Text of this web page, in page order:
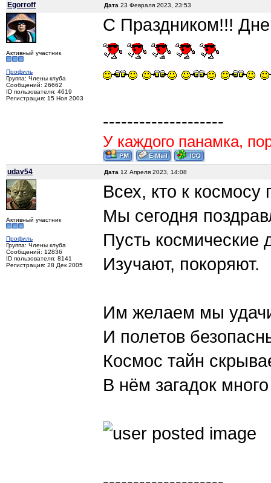
Egorroff Дата 23 Февраля 2023, 23:53
Активный участник
Профиль
Группа: Члены клуба
Сообщений: 26662
ID пользователя: 4619
Регистрация: 15 Ноя 2003
С Праздником!!!
--------------------
У каждого панамка,
udav54 Дата 12 Апреля 2023, 14:08
Активный участник
Профиль
Группа: Члены клуба
Сообщений: 12836
ID пользователя: 8141
Регистрация: 28 Дек 2005
Всех, кто к космосу
Мы сегодня
Пусть космические
Изучают, покоряют.
Им желаем мы
И полетов
Космос тайн
В нём загадок